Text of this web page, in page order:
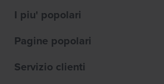
I piu' popolari
Pagine popolari
Servizio clienti